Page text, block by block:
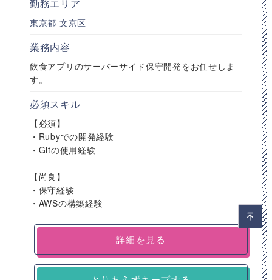
勤務エリア
東京都 文京区
業務内容
飲食アプリのサーバーサイド保守開発をお任せしま
す。
必須スキル
【必須】
・Rubyでの開発経験
・Gitの使用経験
【尚良】
・保守経験
・AWSの構築経験
詳細を見る